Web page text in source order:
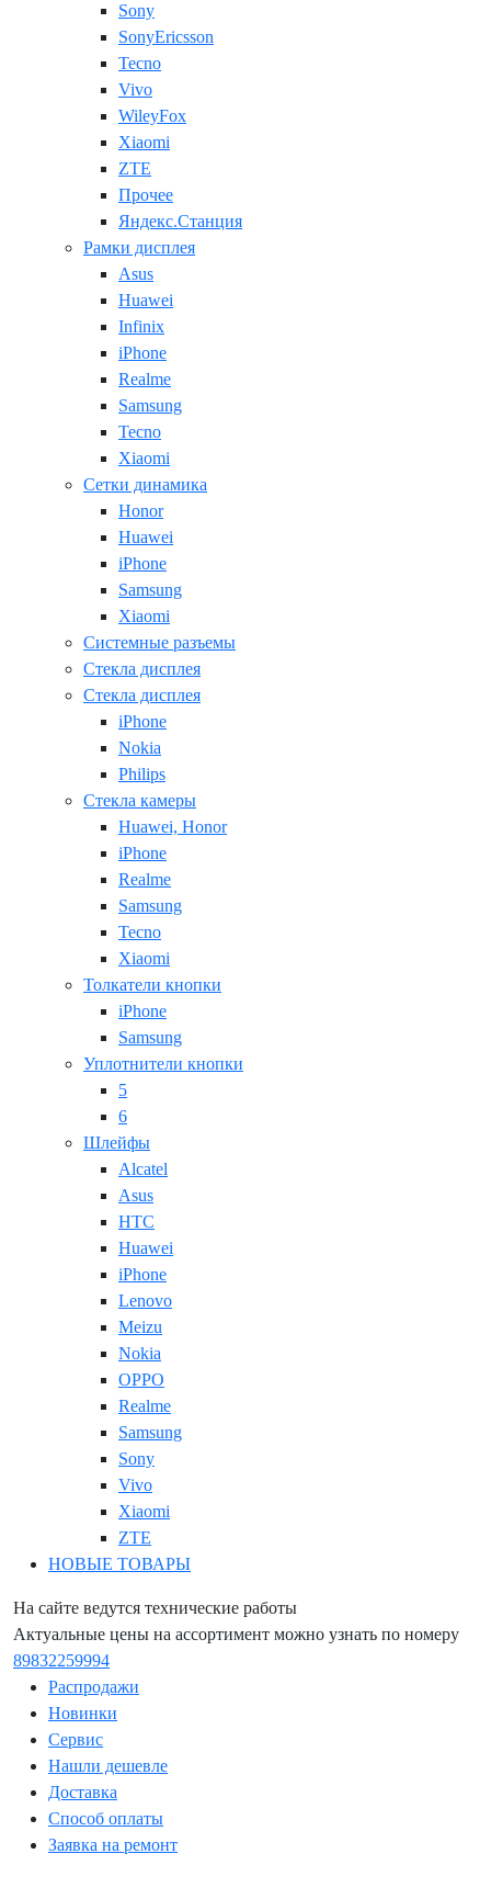
Sony
SonyEricsson
Tecno
Vivo
WileyFox
Xiaomi
ZTE
Прочее
Яндекс.Станция
Рамки дисплея
Asus
Huawei
Infinix
iPhone
Realme
Samsung
Tecno
Xiaomi
Сетки динамика
Honor
Huawei
iPhone
Samsung
Xiaomi
Системные разъемы
Стекла дисплея
Стекла дисплея
iPhone
Nokia
Philips
Стекла камеры
Huawei, Honor
iPhone
Realme
Samsung
Tecno
Xiaomi
Толкатели кнопки
iPhone
Samsung
Уплотнители кнопки
5
6
Шлейфы
Alcatel
Asus
HTC
Huawei
iPhone
Lenovo
Meizu
Nokia
OPPO
Realme
Samsung
Sony
Vivo
Xiaomi
ZTE
НОВЫЕ ТОВАРЫ
На сайте ведутся технические работы
Актуальные цены на ассортимент можно узнать по номеру
89832259994
Распродажи
Новинки
Сервис
Нашли дешевле
Доставка
Способ оплаты
Заявка на ремонт